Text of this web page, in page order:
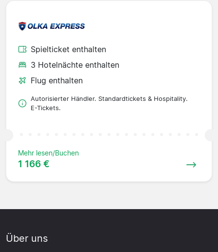
Spielticket enthalten
3 Hotelnächte enthalten
Flug enthalten
Autorisierter Händler. Standardtickets & Hospitality.
E-Tickets.
Mehr lesen/Buchen
1 166 €
Über uns